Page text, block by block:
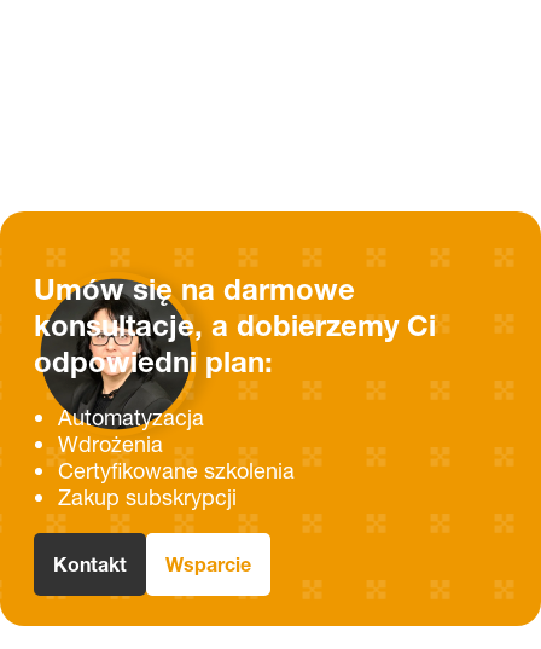
Umów się na darmowe
konsultacje, a dobierzemy Ci
odpowiedni plan:
Automatyzacja
Wdrożenia
Certyfikowane szkolenia
Zakup subskrypcji
Kontakt Wsparcie